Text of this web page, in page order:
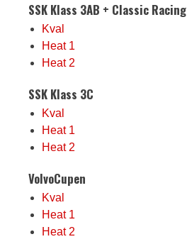
SSK Klass 3AB + Classic Racing
Kval
Heat 1
Heat 2
SSK Klass 3C
Kval
Heat 1
Heat 2
VolvoCupen
Kval
Heat 1
Heat 2